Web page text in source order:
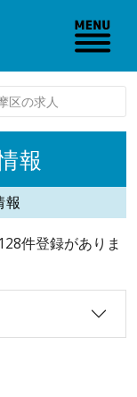
区の求人
報
報
件登録がありま